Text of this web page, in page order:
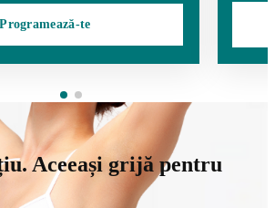
Programează-te
Aceeași grijă pentru